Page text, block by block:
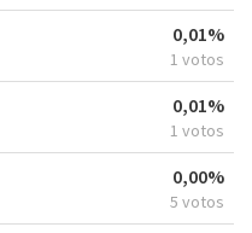
0,01%
1 votos
0,01%
1 votos
0,00%
5 votos